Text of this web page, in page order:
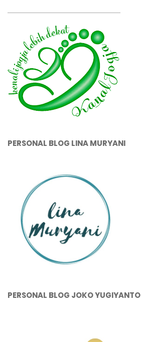
PERSONAL BLOG LINA MURYANI
PERSONAL BLOG JOKO YUGIYANTO